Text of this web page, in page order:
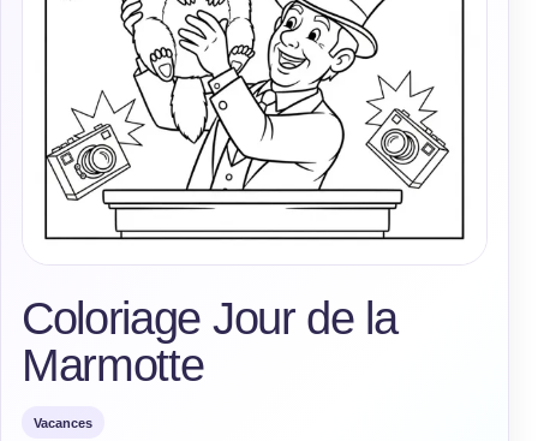
Coloriage Jour de la
Marmotte
Vacances